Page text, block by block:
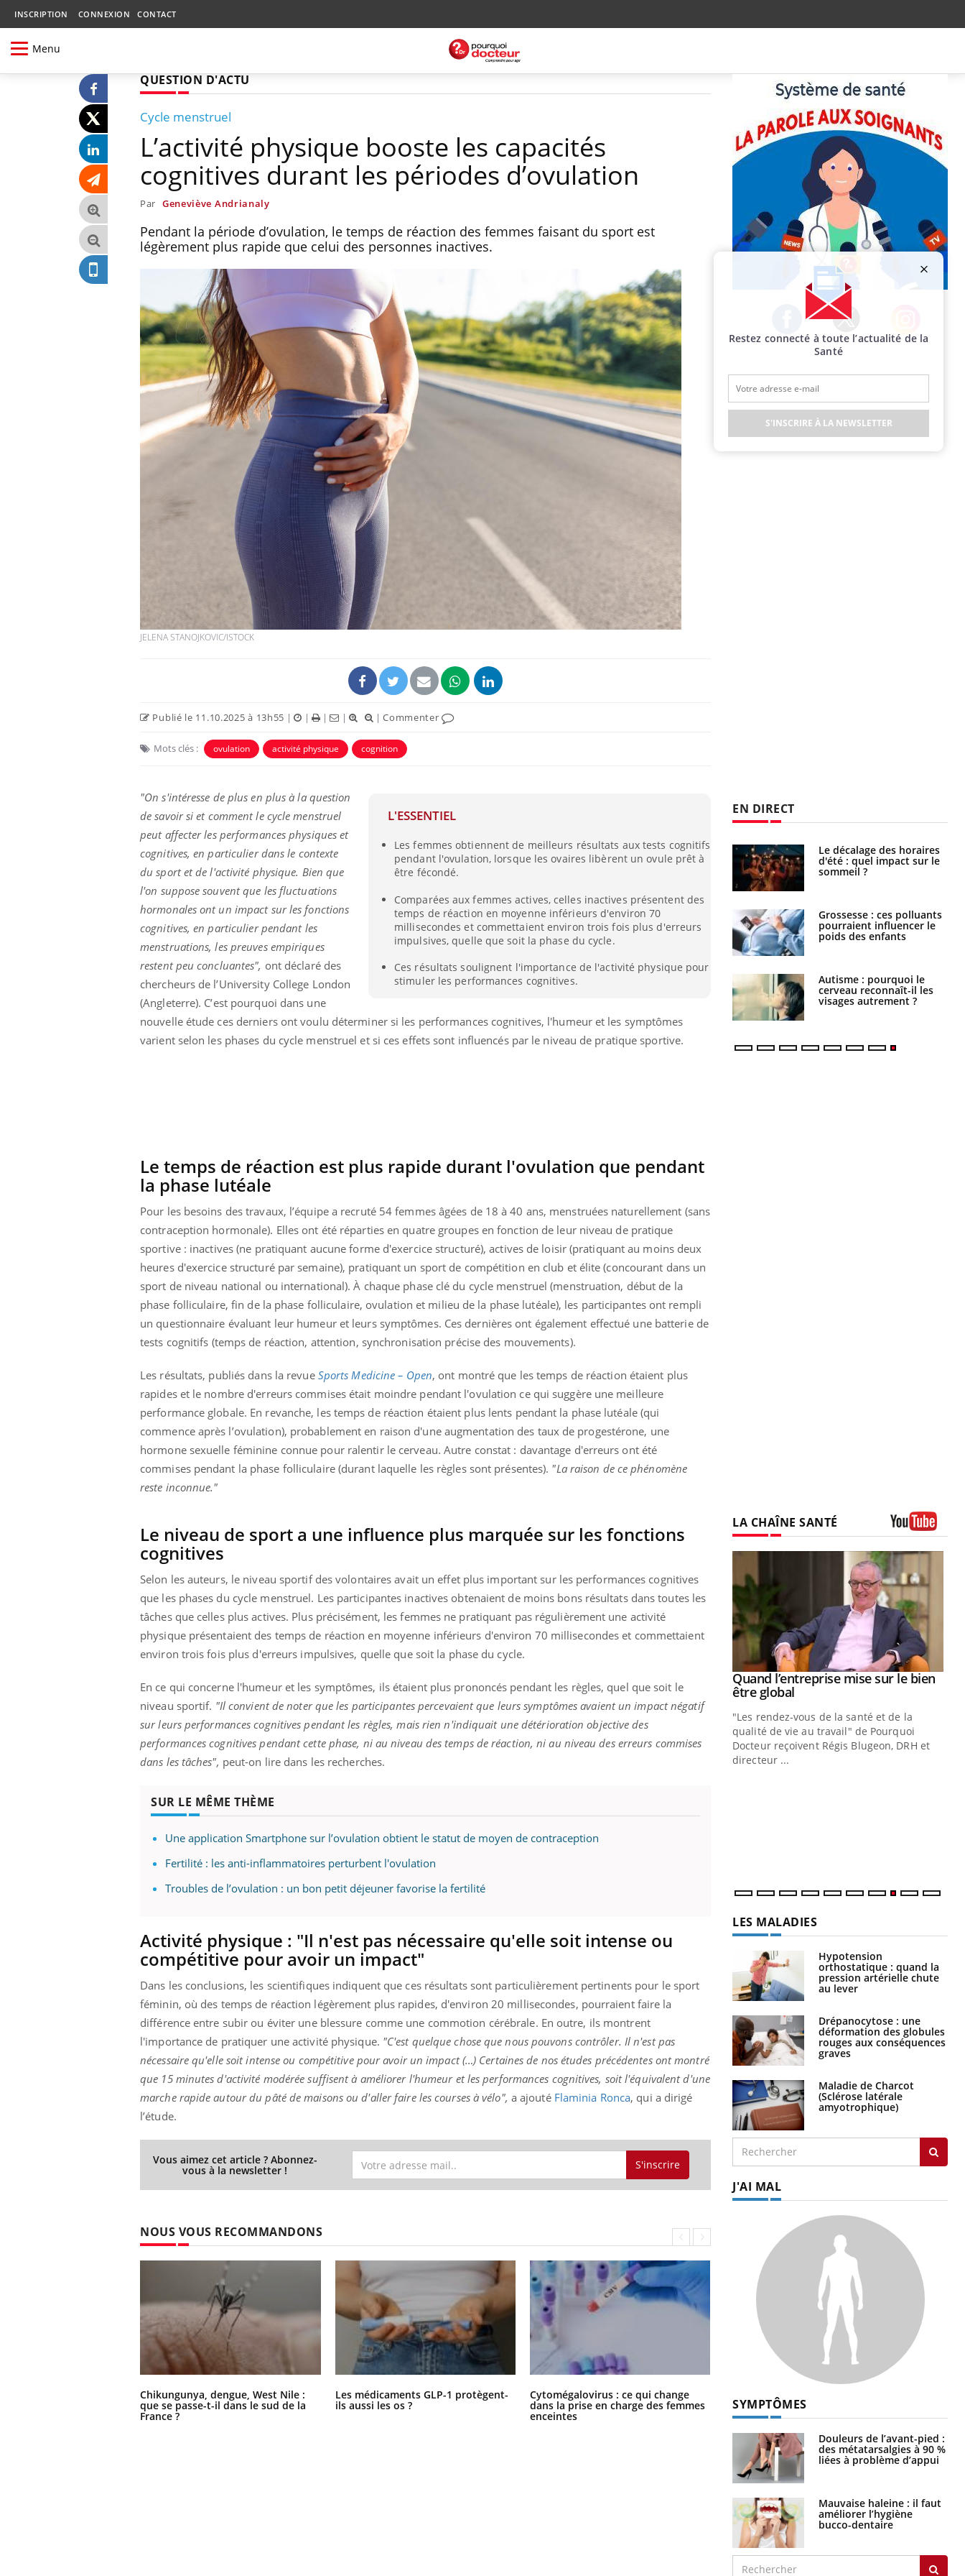
INSCRIPTION CONNEXION CONTACT
Menu
QUESTION D'ACTU
Cycle menstruel
L’activité physique booste les capacités
cognitives durant les périodes d’ovulation
Par Geneviève Andrianaly
Pendant la période d’ovulation, le temps de réaction des femmes faisant du sport est
légèrement plus rapide que celui des personnes inactives.
JELENA STANOJKOVIC/ISTOCK
Publié le 11.10.2025 à 13h55 | | | | |Commenter
Mots clés : ovulation activité physique cognition
L'ESSENTIEL
Les femmes obtiennent de meilleurs résultats aux tests cognitifs
pendant l'ovulation, lorsque les ovaires libèrent un ovule prêt à
être fécondé.
Comparées aux femmes actives, celles inactives présentent des
temps de réaction en moyenne inférieurs d'environ 70
millisecondes et commettaient environ trois fois plus d'erreurs
impulsives, quelle que soit la phase du cycle.
Ces résultats soulignent l'importance de l'activité physique pour
stimuler les performances cognitives.
"On s'intéresse de plus en plus à la question
de savoir si et comment le cycle menstruel
peut affecter les performances physiques et
cognitives, en particulier dans le contexte
du sport et de l'activité physique. Bien que
l'on suppose souvent que les fluctuations
hormonales ont un impact sur les fonctions
cognitives, en particulier pendant les
menstruations, les preuves empiriques
restent peu concluantes", ont déclaré des
chercheurs de l’University College London
(Angleterre). C’est pourquoi dans une
nouvelle étude ces derniers ont voulu déterminer si les performances cognitives, l'humeur et les symptômes
varient selon les phases du cycle menstruel et si ces effets sont influencés par le niveau de pratique sportive.
Le temps de réaction est plus rapide durant l'ovulation que pendant
la phase lutéale
Pour les besoins des travaux, l’équipe a recruté 54 femmes âgées de 18 à 40 ans, menstruées naturellement (sans
contraception hormonale). Elles ont été réparties en quatre groupes en fonction de leur niveau de pratique
sportive : inactives (ne pratiquant aucune forme d'exercice structuré), actives de loisir (pratiquant au moins deux
heures d'exercice structuré par semaine), pratiquant un sport de compétition en club et élite (concourant dans un
sport de niveau national ou international). À chaque phase clé du cycle menstruel (menstruation, début de la
phase folliculaire, fin de la phase folliculaire, ovulation et milieu de la phase lutéale), les participantes ont rempli
un questionnaire évaluant leur humeur et leurs symptômes. Ces dernières ont également effectué une batterie de
tests cognitifs (temps de réaction, attention, synchronisation précise des mouvements).
Les résultats, publiés dans la revue Sports Medicine – Open, ont montré que les temps de réaction étaient plus
rapides et le nombre d'erreurs commises était moindre pendant l'ovulation ce qui suggère une meilleure
performance globale. En revanche, les temps de réaction étaient plus lents pendant la phase lutéale (qui
commence après l’ovulation), probablement en raison d'une augmentation des taux de progestérone, une
hormone sexuelle féminine connue pour ralentir le cerveau. Autre constat : davantage d'erreurs ont été
commises pendant la phase folliculaire (durant laquelle les règles sont présentes). "La raison de ce phénomène
reste inconnue."
Le niveau de sport a une influence plus marquée sur les fonctions
cognitives
Selon les auteurs, le niveau sportif des volontaires avait un effet plus important sur les performances cognitives
que les phases du cycle menstruel. Les participantes inactives obtenaient de moins bons résultats dans toutes les
tâches que celles plus actives. Plus précisément, les femmes ne pratiquant pas régulièrement une activité
physique présentaient des temps de réaction en moyenne inférieurs d'environ 70 millisecondes et commettaient
environ trois fois plus d'erreurs impulsives, quelle que soit la phase du cycle.
En ce qui concerne l'humeur et les symptômes, ils étaient plus prononcés pendant les règles, quel que soit le
niveau sportif. "Il convient de noter que les participantes percevaient que leurs symptômes avaient un impact négatif
sur leurs performances cognitives pendant les règles, mais rien n'indiquait une détérioration objective des
performances cognitives pendant cette phase, ni au niveau des temps de réaction, ni au niveau des erreurs commises
dans les tâches", peut-on lire dans les recherches.
SUR LE MÊME THÈME
Une application Smartphone sur l’ovulation obtient le statut de moyen de contraception
Fertilité : les anti-inflammatoires perturbent l'ovulation
Troubles de l’ovulation : un bon petit déjeuner favorise la fertilité
Activité physique : "Il n'est pas nécessaire qu'elle soit intense ou
compétitive pour avoir un impact"
Dans les conclusions, les scientifiques indiquent que ces résultats sont particulièrement pertinents pour le sport
féminin, où des temps de réaction légèrement plus rapides, d'environ 20 millisecondes, pourraient faire la
différence entre subir ou éviter une blessure comme une commotion cérébrale. En outre, ils montrent
l'importance de pratiquer une activité physique. "C'est quelque chose que nous pouvons contrôler. Il n'est pas
nécessaire qu'elle soit intense ou compétitive pour avoir un impact (…) Certaines de nos études précédentes ont montré
que 15 minutes d'activité modérée suffisent à améliorer l'humeur et les performances cognitives, soit l'équivalent d'une
marche rapide autour du pâté de maisons ou d'aller faire les courses à vélo", a ajouté Flaminia Ronca, qui a dirigé
l’étude.
Vous aimez cet article ? Abonnez-
vous à la newsletter ! S'inscrire
NOUS VOUS RECOMMANDONS
Chikungunya, dengue, West Nile :
que se passe-t-il dans le sud de la
France ?
Les médicaments GLP-1 protègent-
ils aussi les os ?
Cytomégalovirus : ce qui change
dans la prise en charge des femmes
enceintes
la nuit ?
Facebook Twitter Instagram
EN DIRECT
Mordue par un
barracuda, une petite fille
secourue grâce à un
réflexe essentiel
Légionellose en Suisse :
quelle est l’origine de la
contamination ?
Allergies alimentaires :
une nouvelle arme contre
les réactions sévères
Comment gérer le
sommeil des enfants en
vacances ?
Bilan prévention : ce que
les kinés pourront
bientôt faire
TDAH : quel est ce
traitement autorisé aux
Cerveau : le mystère de la
"madeleine de Proust"
Intolérance au gluten : les
nouvelles
recommandations de la
HAS
Le décalage des horaires
d'été : quel impact sur le
sommeil ?
Grossesse : ces polluants
pourraient influencer le
poids des enfants
Autisme : pourquoi le
cerveau reconnaît-il les
visages autrement ?
LA CHAÎNE SANTÉ
Le Ramadan approche, et, pour de
nombreuses personnes atteintes de
diabète, c'est une période de questions, de
défis, mais ...
Un « jumeau numérique » pour
faciliter l’accès à la médecine
préventiveYoutube
Un établissement lié à un groupe
mutualiste innove en matière de bilan de
santé : l'utilisation d'un « jumeau
COUP DE FOOD sur le diabète Youtube
Coup de food sur le diabète, c'est votre
nouveau rendez-vous culinaire qui
bouscule les idées reçues ! Dans cet
épisode, une ...
Youtube
Quand l’entreprise mise sur le bien
être globalYoutube
"Les rendez-vous de la santé et de la
qualité de vie au travail" de Pourquoi
Docteur reçoivent Régis Blugeon, DRH et
directeur ...
LES MALADIES
Hypotension
orthostatique : quand la
pression artérielle chute
au lever
Drépanocytose : une
déformation des globules
rouges aux conséquences
graves
Maladie de Charcot
(Sclérose latérale
amyotrophique)
J'AI MAL
SYMPTÔMES
Douleurs de l’avant-pied :
des métatarsalgies à 90 %
liées à problème d’appui
Mauvaise haleine : il faut
améliorer l’hygiène
bucco-dentaire
Restez connecté à toute l’actualité de la
Santé
S'INSCRIRE À LA NEWSLETTER